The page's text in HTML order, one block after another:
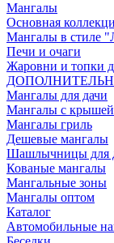
Мангалы
Основная
Мангалы в стиле
Печи и очаги
Жаровни и топки
Мангалы для дачи
Мангалы с крышей
Мангалы гриль
Дешевые мангалы
Шашлычницы для
Кованые мангалы
Мангальные зоны
Мангалы оптом
Каталог
Автомобильные